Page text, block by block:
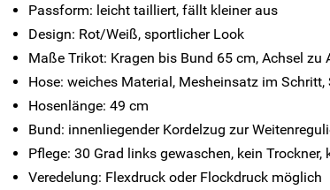
Passform: leicht tailliert, fällt kleiner aus
Design: Rot/Weiß, sportlicher Look
Maße Trikot: Kragen bis Bund 65 cm, Achsel zu
Hose: weiches Material, Mesheinsatz im
Hosenlänge: 49 cm
Bund: innenliegender Kordelzug zur
Pflege: 30 Grad links gewaschen, kein Trockner,
Veredelung: Flexdruck oder Flockdruck möglich